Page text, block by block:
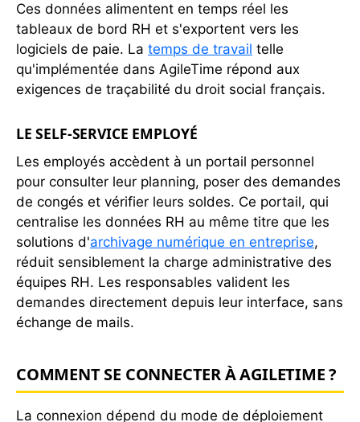
Ces données alimentent en temps réel les
tableaux de bord RH et s'exportent vers les
logiciels de paie. La temps de travail telle
qu'implémentée dans AgileTime répond aux
exigences de traçabilité du droit social français.
LE SELF-SERVICE EMPLOYÉ
Les employés accèdent à un portail personnel
pour consulter leur planning, poser des demandes
de congés et vérifier leurs soldes. Ce portail, qui
centralise les données RH au même titre que les
solutions d'archivage numérique en entreprise,
réduit sensiblement la charge administrative des
équipes RH. Les responsables valident les
demandes directement depuis leur interface, sans
échange de mails.
COMMENT SE CONNECTER À AGILETIME ?
La connexion dépend du mode de déploiement